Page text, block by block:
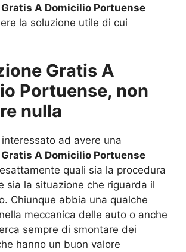
A Domicilio Portuense
la soluzione utile di cui
Gratis A
Portuense, non
nulla
ad avere una
A Domicilio Portuense
quali sia la procedura
sia la situazione che riguarda il
Chiunque abbia una qualche
meccanica delle auto o anche
sempre di smontare dei
hanno un buon valore